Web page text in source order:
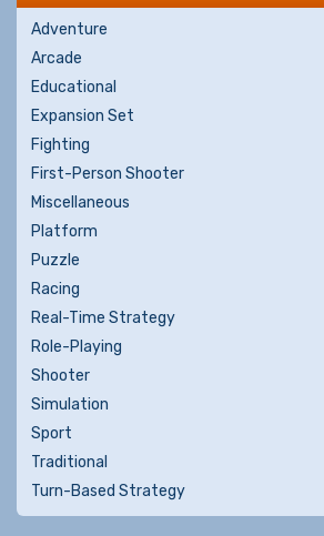
Adventure
Arcade
Educational
Expansion Set
Fighting
First-Person Shooter
Miscellaneous
Platform
Puzzle
Racing
Real-Time Strategy
Role-Playing
Shooter
Simulation
Sport
Traditional
Turn-Based Strategy